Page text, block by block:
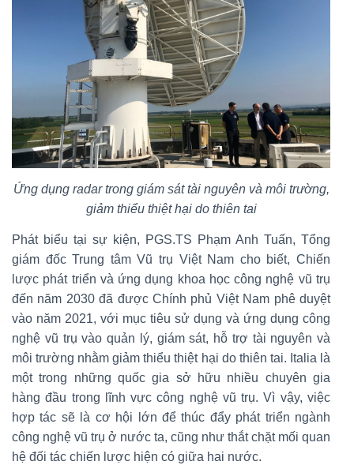
Ứng dụng radar trong giám sát tài nguyên và môi trường,
giảm thiểu thiệt hại do thiên tai
Phát biểu tại sự kiện, PGS.TS Phạm Anh Tuấn, Tổng
giám đốc Trung tâm Vũ trụ Việt Nam cho biết, Chiến
lược phát triển và ứng dụng khoa học công nghệ vũ trụ
đến năm 2030 đã được Chính phủ Việt Nam phê duyệt
vào năm 2021, với mục tiêu sử dụng và ứng dụng công
nghệ vũ trụ vào quản lý, giám sát, hỗ trợ tài nguyên và
môi trường nhằm giảm thiểu thiệt hại do thiên tai. Italia là
một trong những quốc gia sở hữu nhiều chuyên gia
hàng đầu trong lĩnh vực công nghệ vũ trụ. Vì vậy, việc
hợp tác sẽ là cơ hội lớn để thúc đẩy phát triển ngành
công nghệ vũ trụ ở nước ta, cũng như thắt chặt mối quan
hệ đối tác chiến lược hiện có giữa hai nước.